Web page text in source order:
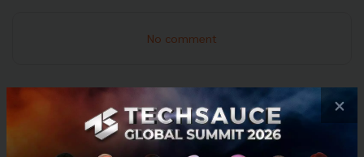
No comment
×